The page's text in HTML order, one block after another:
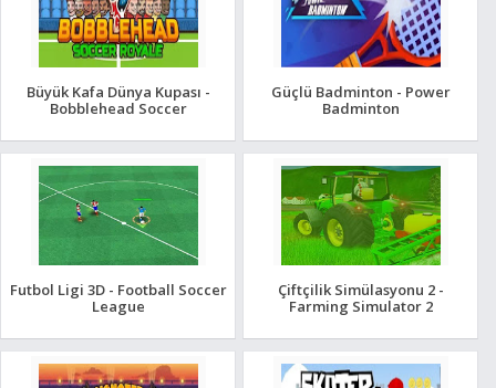
Büyük Kafa Dünya Kupası -
Bobblehead Soccer
Güçlü Badminton - Power
Badminton
Futbol Ligi 3D - Football Soccer
League
Çiftçilik Simülasyonu 2 -
Farming Simulator 2